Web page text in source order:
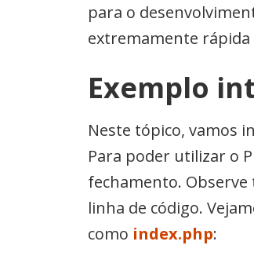
para o
extremamente rápida
Exemplo
Neste tópico, vamos
Para poder utilizar o
fechamento. Observe
linha de código.
como index.php: